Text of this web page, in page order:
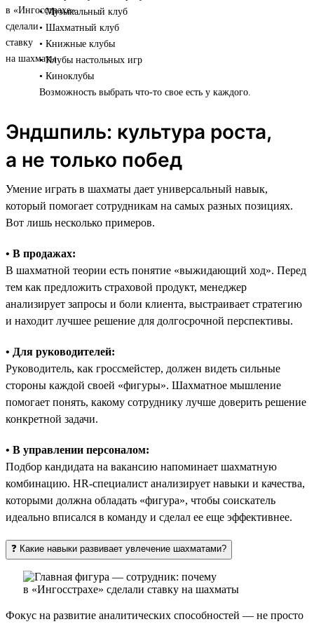
• Музыкальный клуб
• Шахматный клуб
• Книжные клубы
• Клубы настольных игр
• Киноклубы
Возможность выбрать что-то свое есть у каждого.
Эндшпиль: культура роста,
а не только побед
Умение играть в шахматы дает универсальный навык,
который помогает сотрудникам на самых разных позициях.
Вот лишь несколько примеров.
• В продажах:
В шахматной теории есть понятие «выжидающий ход». Перед
тем как предложить страховой продукт, менеджер
анализирует запросы и боли клиента, выстраивает стратегию
и находит лучшее решение для долгосрочной перспективы.
• Для руководителей:
Руководитель, как гроссмейстер, должен видеть сильные
стороны каждой своей «фигуры». Шахматное мышление
помогает понять, какому сотруднику лучше доверить решение
конкретной задачи.
• В управлении персоналом:
Подбор кандидата на вакансию напоминает шахматную
комбинацию. HR-специалист анализирует навыки и качества,
которыми должна обладать «фигура», чтобы соискатель
идеально вписался в команду и сделал ее еще эффективнее.
❓ Какие навыки развивает увлечение шахматами?
Фокус на развитие аналитических способностей — не просто